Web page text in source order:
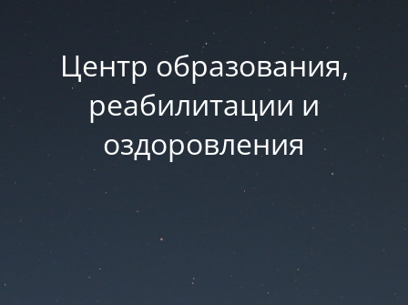
Центр образования,
реабилитации и
оздоровления